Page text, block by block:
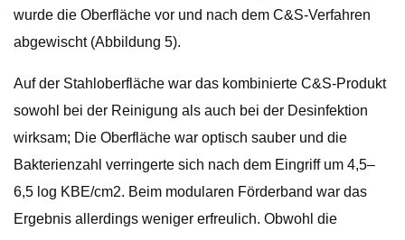
wurde die Oberfläche vor und nach dem C&S-Verfahren
abgewischt (Abbildung 5).
Auf der Stahloberfläche war das kombinierte C&S-Produkt
sowohl bei der Reinigung als auch bei der Desinfektion
wirksam; Die Oberfläche war optisch sauber und die
Bakterienzahl verringerte sich nach dem Eingriff um 4,5–
6,5 log KBE/cm2. Beim modularen Förderband war das
Ergebnis allerdings weniger erfreulich. Obwohl die